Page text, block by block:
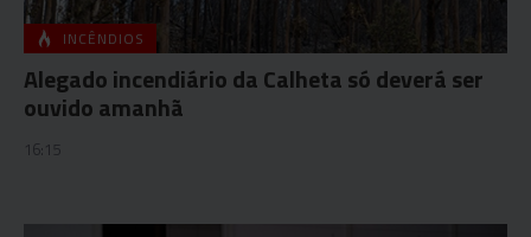
INCÊNDIOS
Alegado incendiário da Calheta só deverá ser
ouvido amanhã
16:15